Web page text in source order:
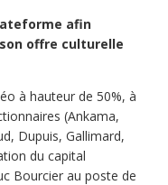
afin
offre culturelle
à hauteur de 50%, à
(Ankama,
Dupuis, Gallimard,
du capital
Bourcier au poste de